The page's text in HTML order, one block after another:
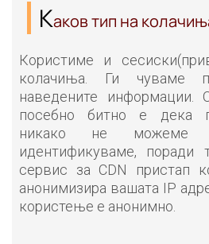
Каков тип на
Користиме и
колачиња. Ги чуваме
наведените
посебно битно е дека
никако не
идентификуваме, поради
сервис за CDN пристап
анонимизира вашата IP
користење е анонимно.